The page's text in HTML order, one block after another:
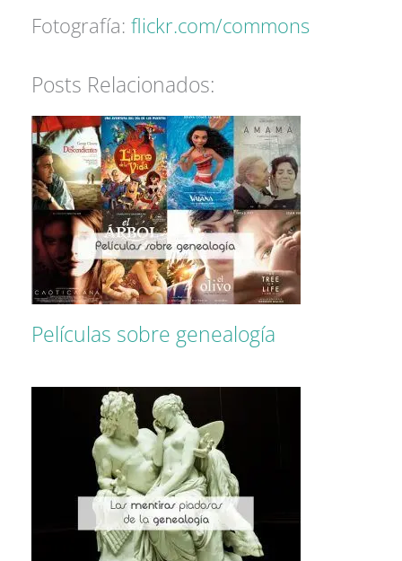
Fotografía:flickr.com/commons
Posts Relacionados:
Películas sobre genealogía